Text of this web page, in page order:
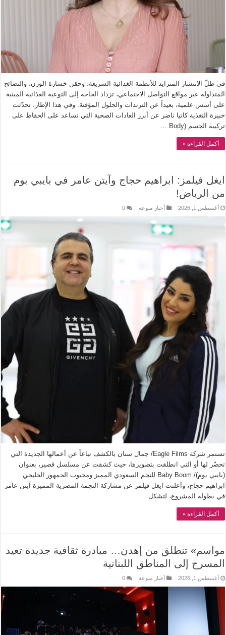
في ظلّ الانتشار المتزايد للأنظمة الغذائية السريعة، وحقن خسارة الوزن، والنصائح
المتداولة عبر مواقع التواصل الاجتماعي، تزداد الحاجة إلى التوعية الغذائية المبنية
على أسس علمية، بعيداً عن الترندات والحلول المؤقتة. وفي هذا الإطار، تحدّثت
خبيرة التغذية كاتيا ناضر عن أبرز العادات الصحية التي تساعد على الحفاظ على
تركيبة الجسم (Body …
أكمل القراءة »
ايغل فيلمز: ابراهيم حجاج وآيتن عامر في بايبي بوم
من الرياض!
أغسطس 1, 2026 أخبار منوعة 0
تستمر شركة Eagle Films/ جمال سنان بالكشف تباعاً عن أعمالها الجديدة التي
تحضّر لها أو التي انطلقت بتصويرها، حيث كشفت عن مسلسل قصير، بعنوان
(بايبي بوم)/ Baby Boom للنجم السعودي المميز ومحبوب الجمهور الخليجي
ابراهيم حجاج، وأعلنت ايغل فيلمز عن مشاركة النجمة المصرية المميزة آيتن عامر
في بطولة المشروع، لتشكل …
أكمل القراءة »
مواسم» تنطلق من إهدن… مبادرة ثقافية جديدة تعيد
المسرح إلى المناطق اللبنانية
أغسطس 1, 2026 أخبار منوعة 0